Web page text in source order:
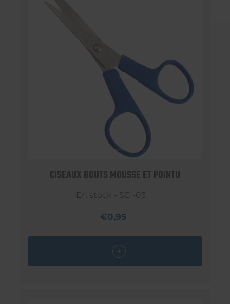
CISEAUX BOUTS MOUSSE ET POINTU
En stock - SCI-03
€0,95